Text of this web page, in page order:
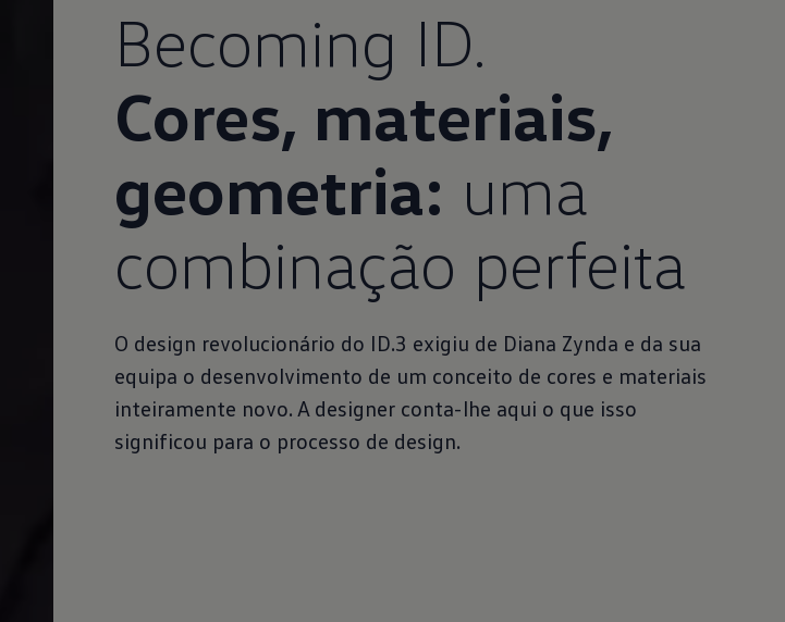
Becoming ID.
Cores, materiais,
geometria: uma
combinação perfeita
O design revolucionário do ID.3 exigiu de Diana Zynda e da sua
equipa o desenvolvimento de um conceito de cores e materiais
inteiramente novo. A designer conta-lhe aqui o que isso
significou para o processo de design.